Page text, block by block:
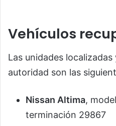
Vehículos
Las unidades
autoridad son las
Nissan Altima,
terminación 29867